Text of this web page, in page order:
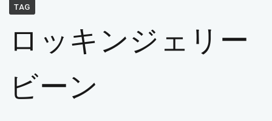
TAG
ロッキンジェリー
ビーン